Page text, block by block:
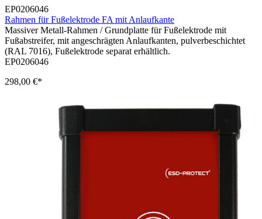
EP0206046
Rahmen für Fußelektrode FA mit Anlaufkante
Massiver Metall-Rahmen / Grundplatte für Fußelektrode mit
Fußabstreifer, mit angeschrägten Anlaufkanten, pulverbeschichtet
(RAL 7016), Fußelektrode separat erhältlich.
EP0206046
298,00 €*